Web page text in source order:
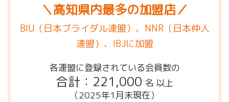
＼高知県内最多の加盟店／
BIU（日本ブライダル連盟）、NNR（日本仲人
連盟）、IBJに加盟
各連盟に登録されている会員数の
合計：221,000 名 以上
（2025年1月末現在）